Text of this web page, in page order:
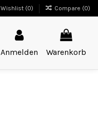
Wishlist (0) Compare (0)
Anmelden Warenkorb